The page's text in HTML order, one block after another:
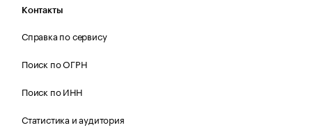
Контакты
Справка по сервису
Поиск по ОГРН
Поиск по ИНН
Статистика и аудитория